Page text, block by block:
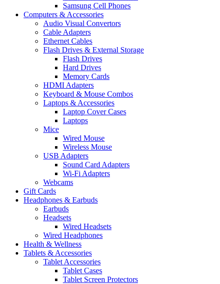
Samsung Cell Phones
Computers & Accessories
Audio Visual Convertors
Cable Adapters
Ethernet Cables
Flash Drives & External Storage
Flash Drives
Hard Drives
Memory Cards
HDMI Adapters
Keyboard & Mouse Combos
Laptops & Accessories
Laptop Cover Cases
Laptops
Mice
Wired Mouse
Wireless Mouse
USB Adapters
Sound Card Adapters
Wi-Fi Adapters
Webcams
Gift Cards
Headphones & Earbuds
Earbuds
Headsets
Wired Headsets
Wired Headphones
Health & Wellness
Tablets & Accessories
Tablet Accessories
Tablet Cases
Tablet Screen Protectors